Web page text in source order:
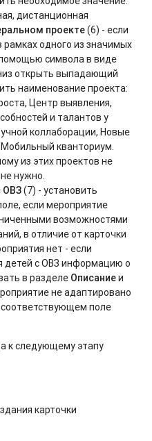
дистанционная
проекте(6) - если
одного из значимых
символа в виде
открыть выпадающий
наименование проекта:
Центр выявления,
и талантов у
коллаборации, Новые
кванториум.
из этих проектов не
нужно.
ОВЗ(7) - установить
если мероприятие
возможностями
в отличие от карточки
нет - если
детей с ОВЗ информацию о
в разделе Описаниеи
не адаптировано
поле
к следующему этапу
карточки